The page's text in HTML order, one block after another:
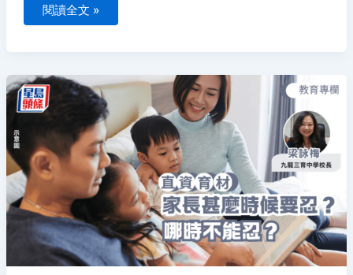
閱讀全文 »
直
資
育
材
｜
親
子
育
兒
｜
長
甚
麼
時
候
要
忍？